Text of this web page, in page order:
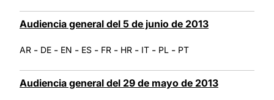
Audiencia general del 5 de junio de 2013
AR - DE - EN - ES - FR - HR - IT - PL - PT
Audiencia general del 29 de mayo de 2013